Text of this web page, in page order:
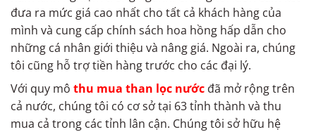
đưa ra mức giá cao nhất cho tất cả khách hàng của
mình và cung cấp chính sách hoa hồng hấp dẫn cho
những cá nhân giới thiệu và nâng giá. Ngoài ra, chúng
tôi cũng hỗ trợ tiền hàng trước cho các đại lý.
Với quy mô thu mua than lọc nước đã mở rộng trên
cả nước, chúng tôi có cơ sở tại 63 tỉnh thành và thu
mua cả trong các tỉnh lân cận. Chúng tôi sở hữu hệ